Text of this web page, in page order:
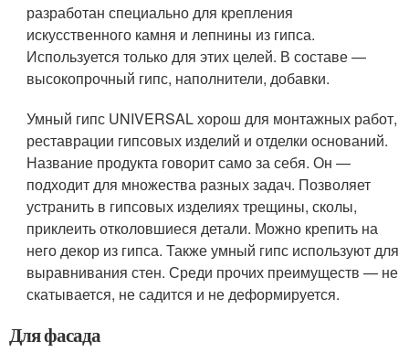
разработан специально для крепления
искусственного камня и лепнины из гипса.
Используется только для этих целей. В составе —
высокопрочный гипс, наполнители, добавки.
Умный гипс UNIVERSAL хорош для монтажных работ,
реставрации гипсовых изделий и отделки оснований.
Название продукта говорит само за себя. Он —
подходит для множества разных задач. Позволяет
устранить в гипсовых изделиях трещины, сколы,
приклеить отколовшиеся детали. Можно крепить на
него декор из гипса. Также умный гипс используют для
выравнивания стен. Среди прочих преимуществ — не
скатывается, не садится и не деформируется.
Для фасада